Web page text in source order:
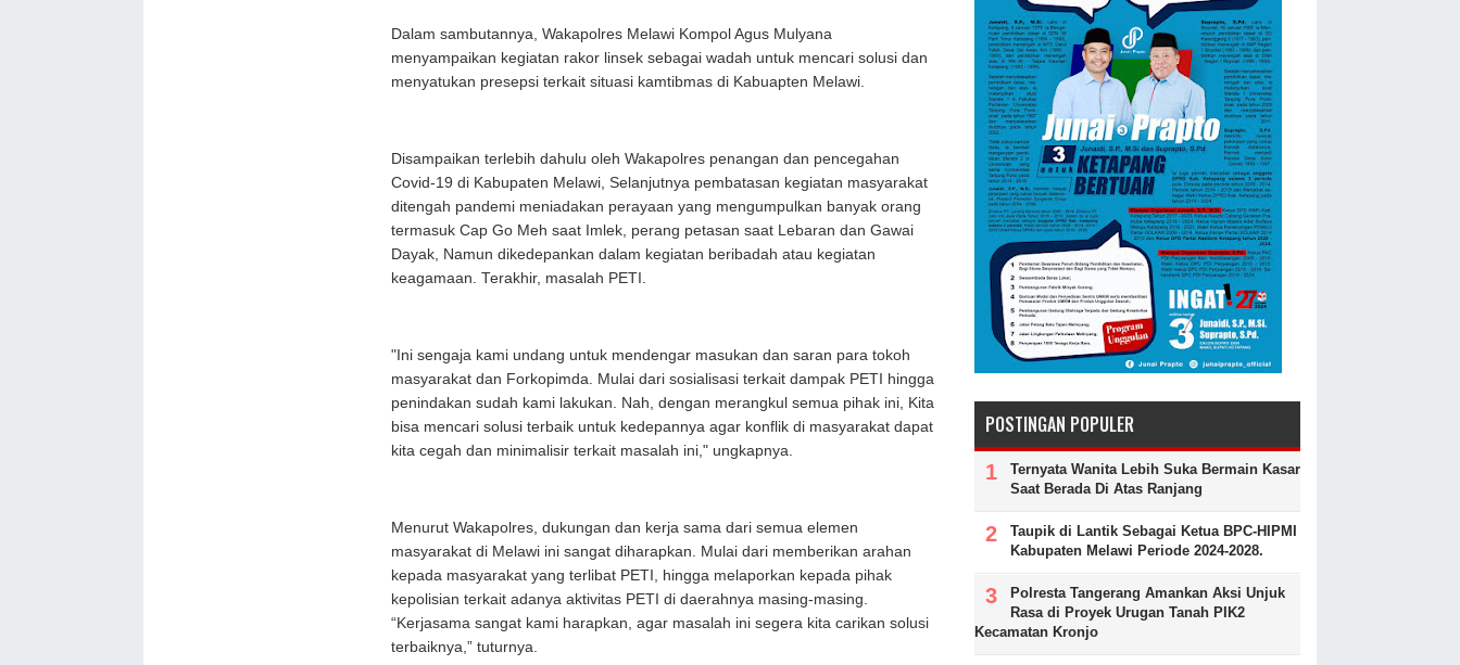
Dalam sambutannya, Wakapolres Melawi Kompol Agus Mulyana
menyampaikan kegiatan rakor linsek sebagai wadah untuk mencari solusi dan
menyatukan presepsi terkait situasi kamtibmas di Kabuapten Melawi.
Disampaikan terlebih dahulu oleh Wakapolres penangan dan pencegahan
Covid-19 di Kabupaten Melawi, Selanjutnya pembatasan kegiatan masyarakat
ditengah pandemi meniadakan perayaan yang mengumpulkan banyak orang
termasuk Cap Go Meh saat Imlek, perang petasan saat Lebaran dan Gawai
Dayak, Namun dikedepankan dalam kegiatan beribadah atau kegiatan
keagamaan. Terakhir, masalah PETI.
"Ini sengaja kami undang untuk mendengar masukan dan saran para tokoh
masyarakat dan Forkopimda. Mulai dari sosialisasi terkait dampak PETI hingga
penindakan sudah kami lakukan. Nah, dengan merangkul semua pihak ini, Kita
bisa mencari solusi terbaik untuk kedepannya agar konflik di masyarakat dapat
kita cegah dan minimalisir terkait masalah ini," ungkapnya.
Menurut Wakapolres, dukungan dan kerja sama dari semua elemen
masyarakat di Melawi ini sangat diharapkan. Mulai dari memberikan arahan
kepada masyarakat yang terlibat PETI, hingga melaporkan kepada pihak
kepolisian terkait adanya aktivitas PETI di daerahnya masing-masing.
“Kerjasama sangat kami harapkan, agar masalah ini segera kita carikan solusi
terbaiknya,” tuturnya.
POSTINGAN POPULER
Ternyata Wanita Lebih Suka Bermain Kasar
Saat Berada Di Atas Ranjang
Taupik di Lantik Sebagai Ketua BPC-HIPMI
Kabupaten Melawi Periode 2024-2028.
Polresta Tangerang Amankan Aksi Unjuk
Rasa di Proyek Urugan Tanah PIK2
Kecamatan Kronjo